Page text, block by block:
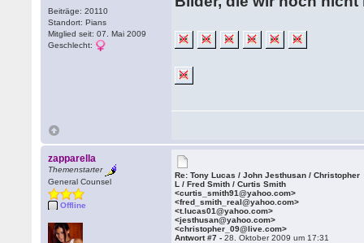
Beiträge: 20110
Standort: Pians
Mitglied seit: 07. Mai 2009
Geschlecht:
zapparella
Themenstarter
General Counsel
Offline
Re: Tony Lucas / John Jesthusan / Christopher
L / Fred Smith / Curtis Smith
<curtis_smith91@yahoo.com>
<fred_smith_real@yahoo.com>
<t.lucas01@yahoo.com>
<jesthusan@yahoo.com>
<christopher_09@live.com>
Antwort #7 -28. Oktober 2009 um 17:31